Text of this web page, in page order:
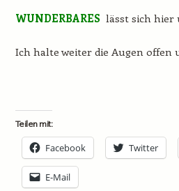
WUNDERBARES lässt sich hier
Ich halte weiter die Augen offen
Teilen mit:
Facebook Twitter
E-Mail